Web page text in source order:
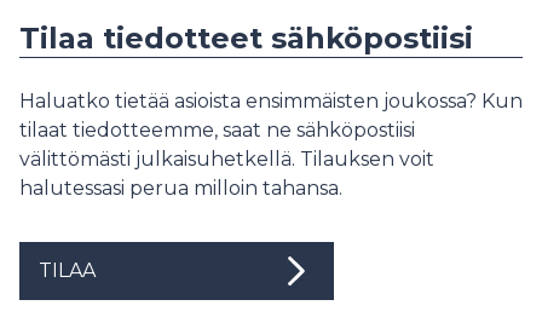
Tilaa tiedotteet sähköpostiisi
Haluatko tietää asioista ensimmäisten joukossa? Kun
tilaat tiedotteemme, saat ne sähköpostiisi
välittömästi julkaisuhetkellä. Tilauksen voit
halutessasi perua milloin tahansa.
TILAA